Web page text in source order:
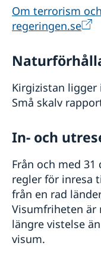
Om terrorism
regeringen.se
Kirgizistan
Små skalv
In- och
Från och med 31
regler för inresa
från en rad
Visumfriheten är
längre vistelse
visum.